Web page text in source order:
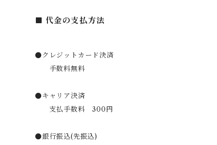
代金の支払方法
●クレジットカード決済
手数料無料
●キャリア決済
支払手数料 300円
●銀行振込(先振込)